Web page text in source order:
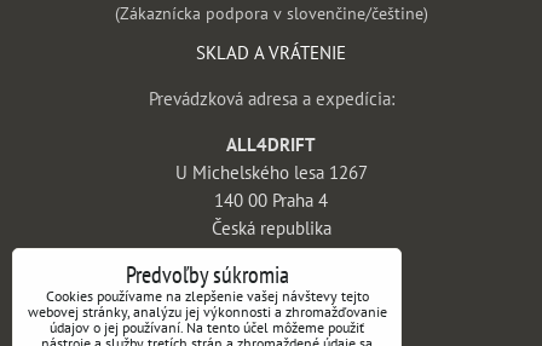
(Zákaznícka podpora v slovenčine/češtine)
SKLAD A VRÁTENIE
Prevádzková adresa a expedícia:
ALL4DRIFT
U Michelského lesa 1267
140 00 Praha 4
Česká republika
INFORMÁCIE
Obchodné podmienky
Predvoľby súkromia
Cookies používame na zlepšenie vašej návštevy tejto
webovej stránky, analýzu jej výkonnosti a zhromažďovanie
údajov o jej používaní. Na tento účel môžeme použiť